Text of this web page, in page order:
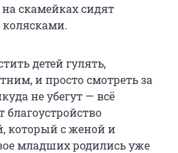
скамейках сидят
детей гулять,
и просто смотреть за
не убегут — всё
который с женой и
младших родились уже